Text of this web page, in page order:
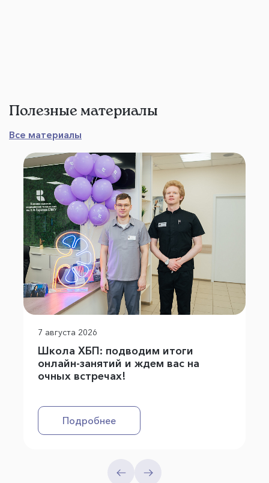
Полезные материалы
Все материалы
7 августа 2026
Школа ХБП: подводим итоги
онлайн-занятий и ждем вас на
очных встречах!
Подробнее